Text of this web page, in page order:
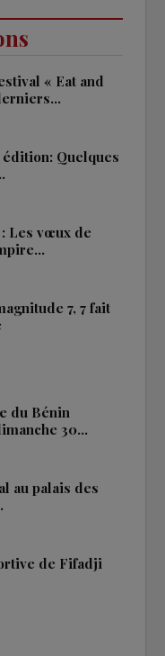
« Eat and
Quelques
Les vœux de
7, 7 fait
du Bénin
30…
au palais des
de Fifadji